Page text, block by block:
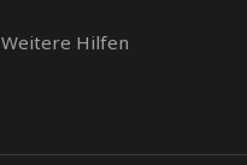
Weitere Hilfen